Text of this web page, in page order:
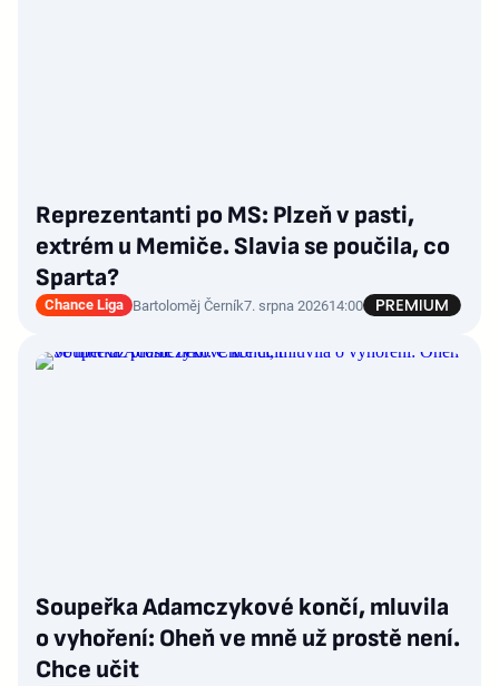
Reprezentanti po MS: Plzeň v pasti,
extrém u Memiče. Slavia se poučila, co
Sparta?
Chance Liga Bartoloměj Černík7. srpna 202614:00
Soupeřka Adamczykové končí, mluvila
o vyhoření: Oheň ve mně už prostě není.
Chce učit